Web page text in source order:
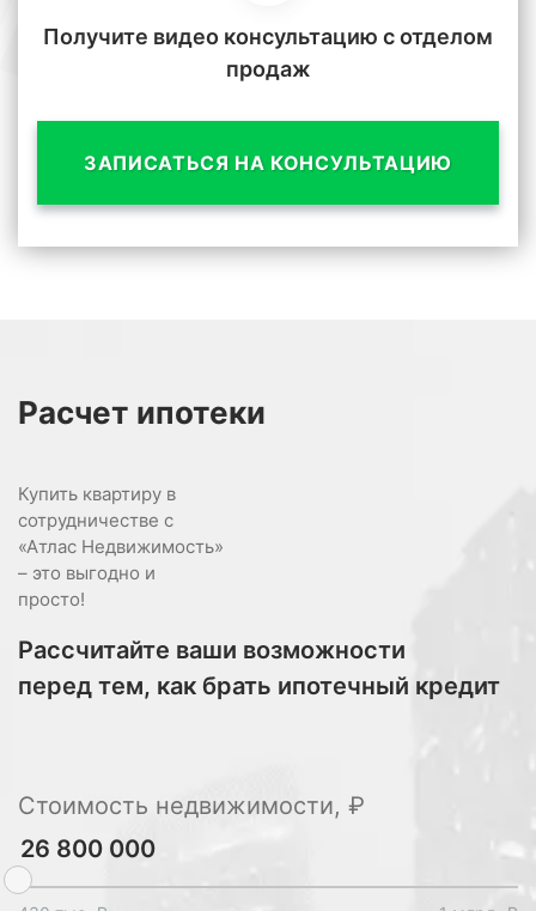
Получите видео консультацию с отделом
продаж
ЗАПИСАТЬСЯ НА КОНСУЛЬТАЦИЮ
Расчет ипотеки
Купить квартиру в
сотрудничестве с
«Атлас Недвижимость»
– это выгодно и
просто!
Рассчитайте ваши возможности
перед тем, как брать ипотечный кредит
Стоимость недвижимости, ₽